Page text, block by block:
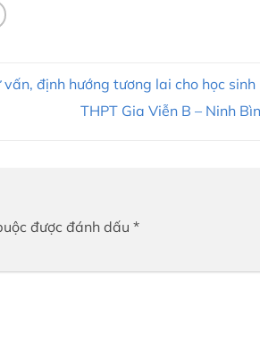
vấn, định hướng tương lai cho học
THPT Gia Viễn B – Ninh
được đánh dấu *